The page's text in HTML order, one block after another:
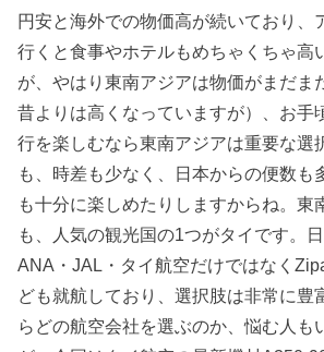
円安と海外での物価高が続いており、
行くと食事やホテルもめちゃくちゃ高
が、やはり東南アジアは物価がまだま
昔よりは高くなっていますが）、お手
行を楽しむなら東南アジアは重要な選
も、時差も少なく、日本からの便数も
も十分に楽しめたりしますからね。東
も、人気の観光国の1つがタイです。
ANA・JAL・タイ航空だけではなく
ども就航しており、選択肢は非常に豊
らどの航空会社を選ぶのか、悩む人も